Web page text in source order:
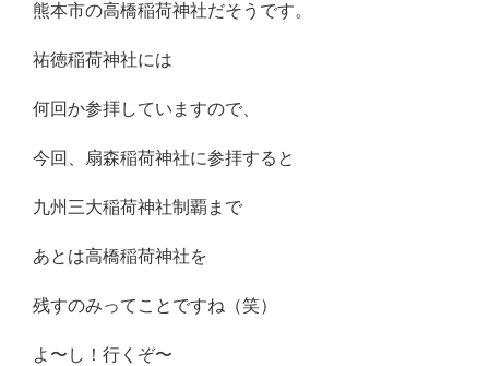
熊本市の高橋稲荷神社だそうです。
祐徳稲荷神社には
何回か参拝していますので、
今回、扇森稲荷神社に参拝すると
九州三大稲荷神社制覇まで
あとは高橋稲荷神社を
残すのみってことですね（笑）
よ〜し！行くぞ〜